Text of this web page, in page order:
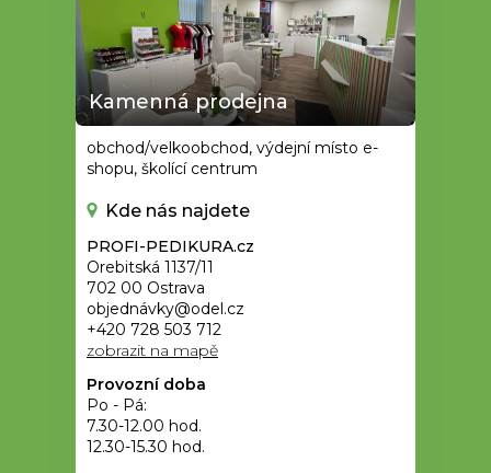
Kamenná prodejna
obchod/velkoobchod, výdejní místo e-
shopu, školící centrum
Kde nás najdete
PROFI-PEDIKURA.cz
Orebitská 1137/11
702 00 Ostrava
objednávky@odel.cz
+420 728 503 712
zobrazit na mapě
Provozní doba
Po - Pá:
7.30-12.00 hod.
12.30-15.30 hod.